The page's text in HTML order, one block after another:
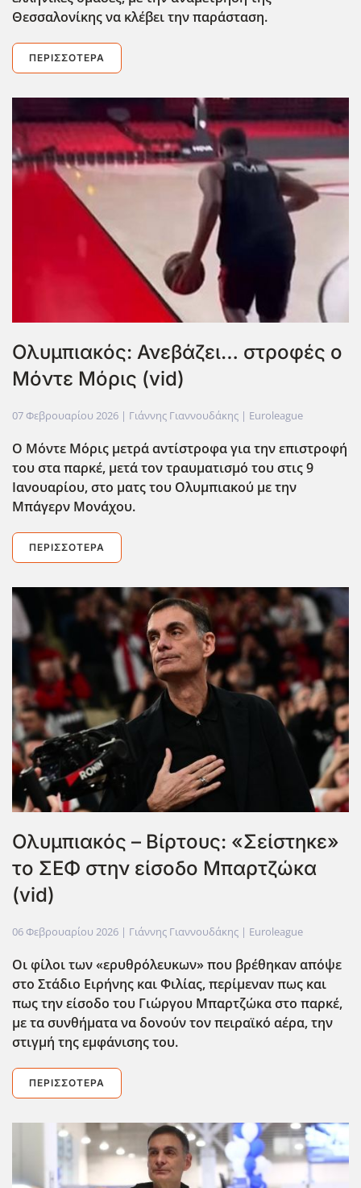
Θεσσαλονίκης να κλέβει την παράσταση.
ΠΕΡΙΣΣΌΤΕΡΑ
Ολυμπιακός: Ανεβάζει… στροφές ο
Μόντε Μόρις (vid)
07 Φεβρουαρίου 2026 | Γιάννης Γιαννουδάκης | Euroleague
Ο Μόντε Μόρις μετρά αντίστροφα για την επιστροφή
του στα παρκέ, μετά τον τραυματισμό του στις 9
Ιανουαρίου, στο ματς του Ολυμπιακού με την
Μπάγερν Μονάχου.
ΠΕΡΙΣΣΌΤΕΡΑ
Ολυμπιακός – Βίρτους: «Σείστηκε»
το ΣΕΦ στην είσοδο Μπαρτζώκα
(vid)
06 Φεβρουαρίου 2026 | Γιάννης Γιαννουδάκης | Euroleague
Οι φίλοι των «ερυθρόλευκων» που βρέθηκαν απόψε
στο Στάδιο Ειρήνης και Φιλίας, περίμεναν πως και
πως την είσοδο του Γιώργου Μπαρτζώκα στο παρκέ,
με τα συνθήματα να δονούν τον πειραϊκό αέρα, την
στιγμή της εμφάνισης του.
ΠΕΡΙΣΣΌΤΕΡΑ